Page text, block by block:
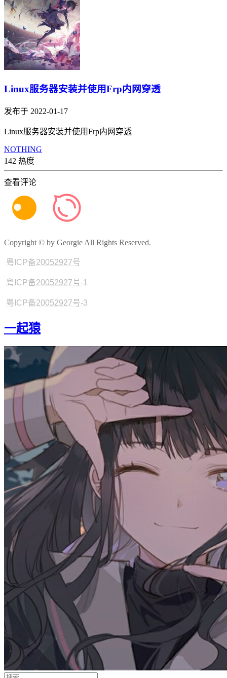
Linux服务器安装并使用Frp内网穿透
发布于 2022-01-17
Linux服务器安装并使用Frp内网穿透
NOTHING
142 热度
查看评论
Copyright © by Georgie All Rights Reserved.
粤ICP备20052927号
粤ICP备20052927号-1
粤ICP备20052927号-3
一起猿